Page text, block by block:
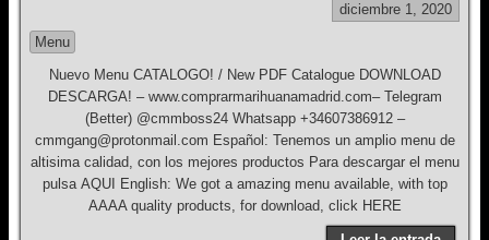
diciembre 1, 2020
Menu
Nuevo Menu CATALOGO! / New PDF Catalogue DOWNLOAD
DESCARGA! – www.comprarmarihuanamadrid.com– Telegram
(Better) @cmmboss24 Whatsapp +34607386912 –
cmmgang@protonmail.com Español: Tenemos un amplio menu de
altisima calidad, con los mejores productos Para descargar el menu
pulsa AQUI English: We got a amazing menu available, with top
AAAA quality products, for download, click HERE